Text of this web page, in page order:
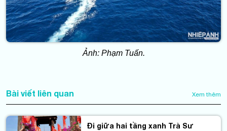
Ảnh: Phạm Tuấn.
Bài viết liên quan Xem thêm
Đi giữa hai tầng xanh Trà Sư